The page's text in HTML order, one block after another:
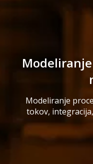
Modeliranje
tokov,